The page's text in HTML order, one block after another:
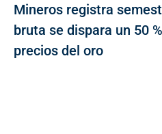
Mineros registra
bruta se dispara un 50
precios del oro